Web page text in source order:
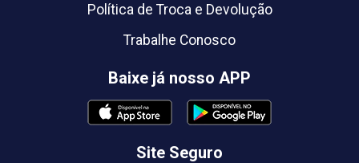
Política de Troca e Devolução
Trabalhe Conosco
Baixe já nosso APP
Site Seguro